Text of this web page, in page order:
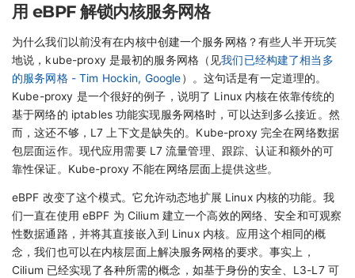
用 eBPF 解锁内核服务网格
为什么我们以前没有在内核中创建一个服务网格？有些人半开玩笑
地说，kube-proxy 是最初的服务网格（见我们已经构建了相当多
的服务网格 - Tim Hockin, Google）。这句话是有一定道理的。
Kube-proxy 是一个很好的例子，说明了 Linux 内核在依靠传统的
基于网络的 iptables 功能实现服务网格时，可以达到多么接近。然
而，这还不够，L7 上下文是缺失的。Kube-proxy 完全在网络数据
包层面运作。现代应用需要 L7 流量管理、跟踪、认证和额外的可
靠性保证。Kube-proxy 不能在网络层面上提供这些。
eBPF 改变了这个模式。它允许动态地扩展 Linux 内核的功能。我
们一直在使用 eBPF 为 Cilium 建立一个高效的网络、安全和可观察
性数据通路，并将其直接嵌入到 Linux 内核。应用这个相同的概
念，我们也可以在内核层面上解决服务网格的要求。事实上，
Cilium 已经实现了各种所需的概念，如基于身份的安全、L3-L7 可